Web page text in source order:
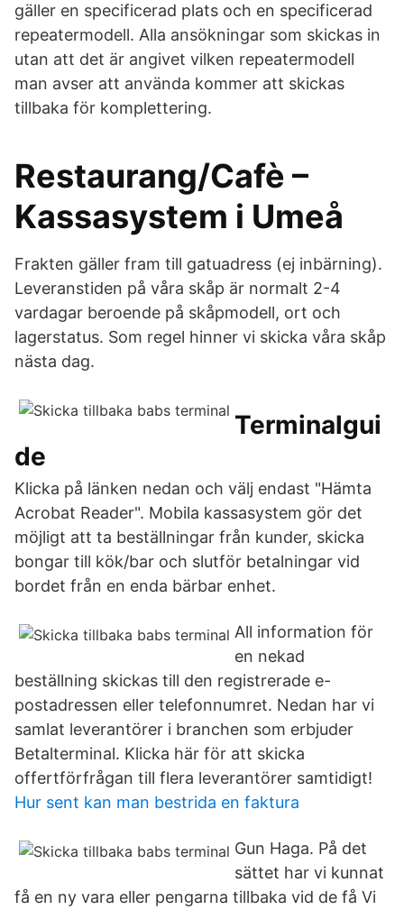
gäller en specificerad plats och en specificerad
repeatermodell. Alla ansökningar som skickas in
utan att det är angivet vilken repeatermodell
man avser att använda kommer att skickas
tillbaka för komplettering.
Restaurang/Cafè –
Kassasystem i Umeå
Frakten gäller fram till gatuadress (ej inbärning).
Leveranstiden på våra skåp är normalt 2-4
vardagar beroende på skåpmodell, ort och
lagerstatus. Som regel hinner vi skicka våra skåp
nästa dag.
Terminalgui
de
Klicka på länken nedan och välj endast "Hämta
Acrobat Reader". Mobila kassasystem gör det
möjligt att ta beställningar från kunder, skicka
bongar till kök/bar och slutför betalningar vid
bordet från en enda bärbar enhet.
All information för
en nekad
beställning skickas till den registrerade e-
postadressen eller telefonnumret. Nedan har vi
samlat leverantörer i branchen som erbjuder
Betalterminal. Klicka här för att skicka
offertförfrågan till flera leverantörer samtidigt!
Hur sent kan man bestrida en faktura
Gun Haga. På det
sättet har vi kunnat
få en ny vara eller pengarna tillbaka vid de få Vi